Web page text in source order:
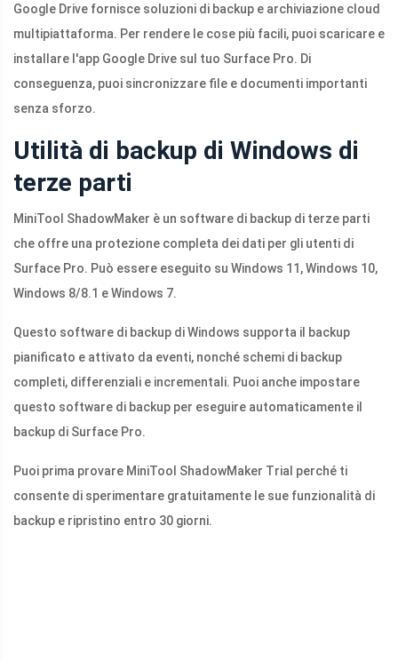
Google Drive fornisce soluzioni di backup e archiviazione cloud
multipiattaforma. Per rendere le cose più facili, puoi scaricare e
installare l'app Google Drive sul tuo Surface Pro. Di
conseguenza, puoi sincronizzare file e documenti importanti
senza sforzo.
Utilità di backup di Windows di
terze parti
MiniTool ShadowMaker è un software di backup di terze parti
che offre una protezione completa dei dati per gli utenti di
Surface Pro. Può essere eseguito su Windows 11, Windows 10,
Windows 8/8.1 e Windows 7.
Questo software di backup di Windows supporta il backup
pianificato e attivato da eventi, nonché schemi di backup
completi, differenziali e incrementali. Puoi anche impostare
questo software di backup per eseguire automaticamente il
backup di Surface Pro.
Puoi prima provare MiniTool ShadowMaker Trial perché ti
consente di sperimentare gratuitamente le sue funzionalità di
backup e ripristino entro 30 giorni.